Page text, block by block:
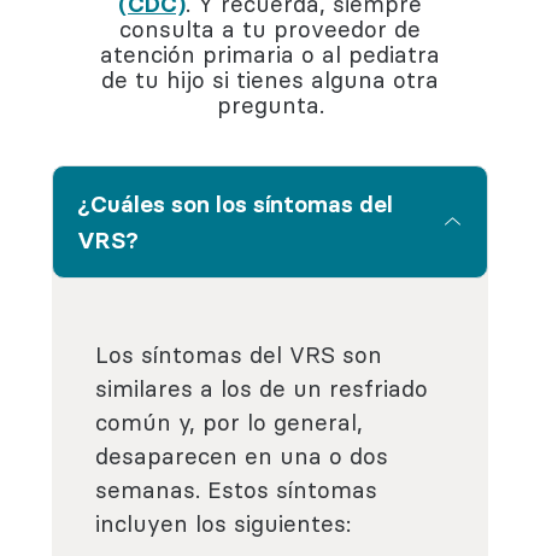
consulta a tu proveedor de
atención primaria o al pediatra
de tu hijo si tienes alguna otra
pregunta.
¿Cuáles son los síntomas del
VRS?
Los síntomas del VRS son
similares a los de un resfriado
común y, por lo general,
desaparecen en una o dos
semanas. Estos síntomas
incluyen los siguientes: